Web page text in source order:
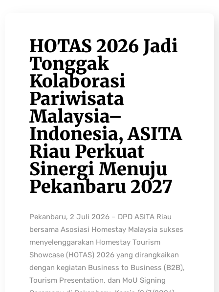
HOTAS 2026 Jadi
Tonggak
Kolaborasi
Pariwisata
Malaysia–
Indonesia, ASITA
Riau Perkuat
Sinergi Menuju
Pekanbaru 2027
Pekanbaru, 2 Juli 2026 – DPD ASITA Riau
bersama Asosiasi Homestay Malaysia sukses
menyelenggarakan Homestay Tourism
Showcase (HOTAS) 2026 yang dirangkaikan
dengan kegiatan Business to Business (B2B),
Tourism Presentation, dan MoU Signing